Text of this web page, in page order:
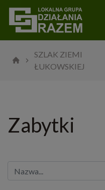
SZLAK ZIEMI
ŁUKOWSKIEJ
Zabytki